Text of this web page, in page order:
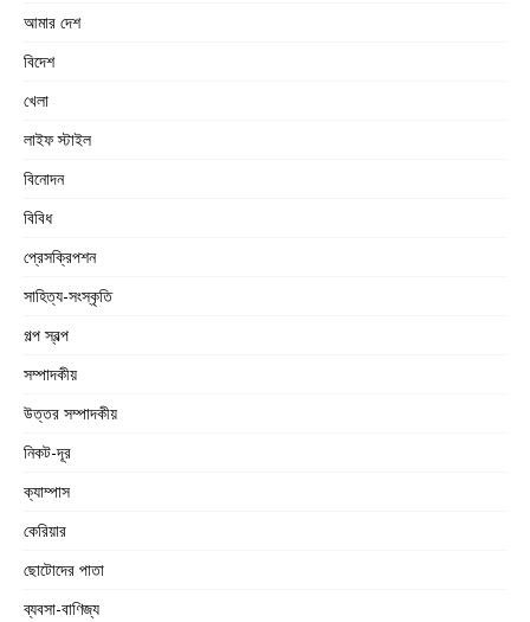
আমার দেশ
বিদেশ
খেলা
লাইফ স্টাইল
বিনোদন
বিবিধ
প্রেসক্রিপশন
সাহিত্য-সংস্কৃতি
গল্প স্বল্প
সম্পাদকীয়
উত্তর সম্পাদকীয়
নিকট-দূর
ক্যাম্পাস
কেরিয়ার
ছোটোদের পাতা
ব্যবসা-বাণিজ্য